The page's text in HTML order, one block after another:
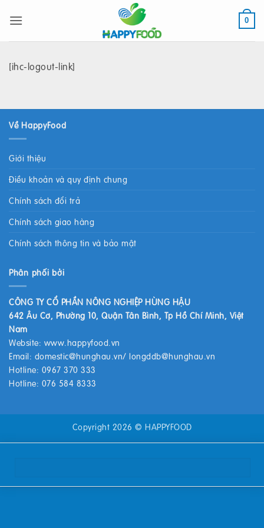
qua
0
[ihc-logout-link]
Về HappyFood
Giới thiệu
Điều khoản và quy định chung
Chính sách đổi trả
Chính sách giao hàng
Chính sách thông tin và bảo mật
Phân phối bởi
CÔNG TY CỔ PHẦN NÔNG NGHIỆP HÙNG HẬU
642 Âu Cơ, Phường 10, Quận Tân Bình, Tp Hồ Chí Minh, Việt
Nam
Website: www.happyfood.vn
Email: domestic@hunghau.vn/ longddb@hunghau.vn
Hotline: 0967 370 333
Hotline: 076 584 8333
Copyright 2026 © HAPPYFOOD